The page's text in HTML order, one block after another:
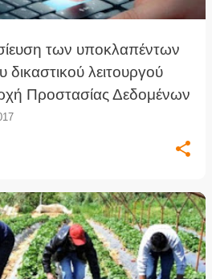
των υποκλαπέντων
λειτουργού
Προστασίας Δεδομένων